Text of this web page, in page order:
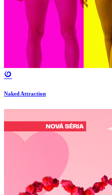
Naked Attraction